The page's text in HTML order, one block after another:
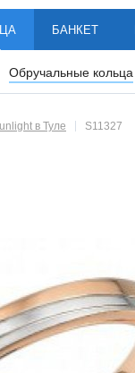
Обручальные кольца
БАНКЕТ
в Туле S11327